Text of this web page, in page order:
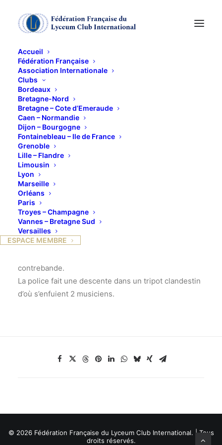
Accueil
Fédération Française
Association Internationale
Clubs
Bordeaux
Bretagne-Nord
Bretagne – Cote d’Emeraude
Caen – Normandie
Dijon – Bourgogne
Fontainebleau – Ile de France
Grenoble
Lille – Flandre
Limousin
Lyon
Marseille
Orléans
Paris
Troyes – Champagne
Vannes – Bretagne Sud
Versailles
ESPACE MEMBRE
1 JUIN 2017
Certains l’aiment chaud (Some Like It Hot )2h. film
américain
de Wilder de 1959.
1929 à Chicago, en pleine prohibition, un corbillard
est poursuivi par la police. Des tirs
s’échangent, mais le véhicule arrive à s’échapper afin
contrebande.
La police fait une descente dans un tripot clandestin
d’où s’enfuient 2 musiciens.
© 2026 Fédération Française du Lyceum Club International. | Tous
droits réservés.